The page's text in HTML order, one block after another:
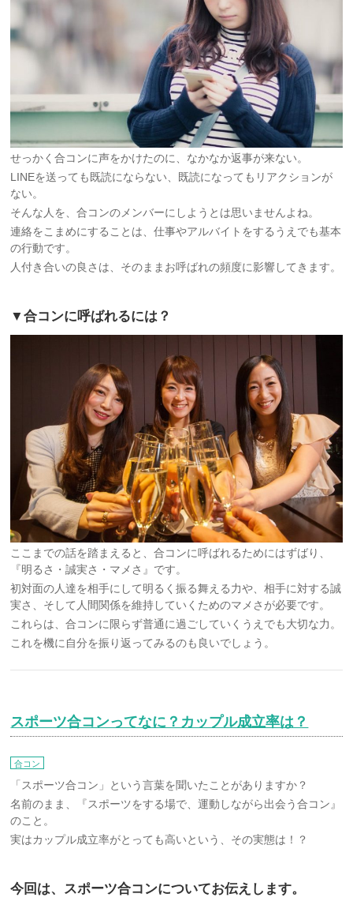
せっかく合コンに声をかけたのに、なかなか返事が来ない。
LINEを送っても既読にならない、既読になってもリアクションが
ない。
そんな人を、合コンのメンバーにしようとは思いませんよね。
連絡をこまめにすることは、仕事やアルバイトをするうえでも基本
の行動です。
人付き合いの良さは、そのままお呼ばれの頻度に影響してきます。
▼合コンに呼ばれるには？
ここまでの話を踏まえると、合コンに呼ばれるためにはずばり、
『明るさ・誠実さ・マメさ』です。
初対面の人達を相手にして明るく振る舞える力や、相手に対する誠
実さ、そして人間関係を維持していくためのマメさが必要です。
これらは、合コンに限らず普通に過ごしていくうえでも大切な力。
これを機に自分を振り返ってみるのも良いでしょう。
スポーツ合コンってなに？カップル成立率は？
合コン
「スポーツ合コン」という言葉を聞いたことがありますか？
名前のまま、『スポーツをする場で、運動しながら出会う合コン』
のこと。
実はカップル成立率がとっても高いという、その実態は！？
今回は、スポーツ合コンについてお伝えします。